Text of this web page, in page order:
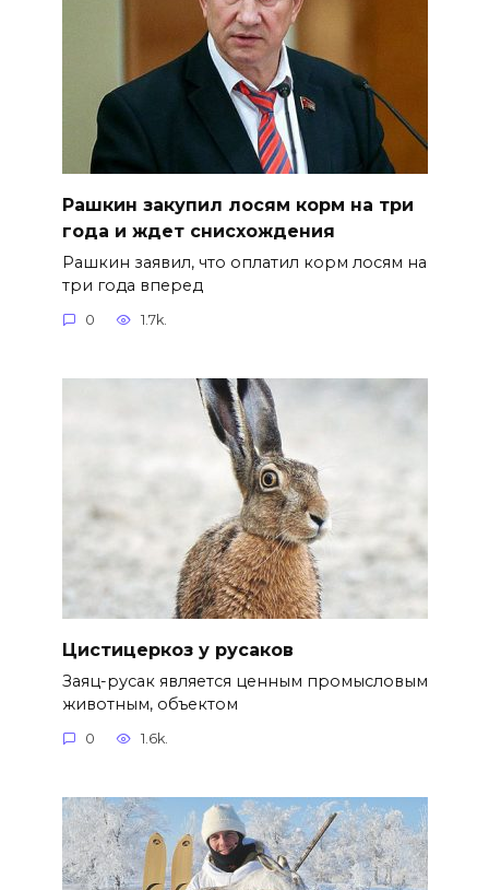
Рашкин закупил лосям корм на три
года и ждет снисхождения
Рашкин заявил, что оплатил корм лосям на
три года вперед
0 1.7k.
Цистицеркоз у русаков
Заяц-русак является ценным промысловым
животным, объектом
0 1.6k.